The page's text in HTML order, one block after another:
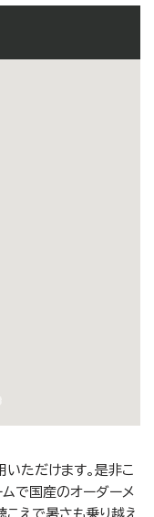
ただけます。是非こ
ムで国産のオーダーメ
こえで暑さも乗り越え